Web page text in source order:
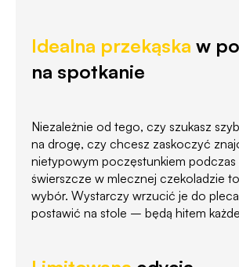
Idealna przekąska w
na spotkanie
Niezależnie od tego, czy szukasz
na drogę, czy chcesz zaskoczyć
nietypowym poczęstunkiem podczas
świerszcze w mlecznej czekoladzie
wybór. Wystarczy wrzucić je do
postawić na stole – będą hitem